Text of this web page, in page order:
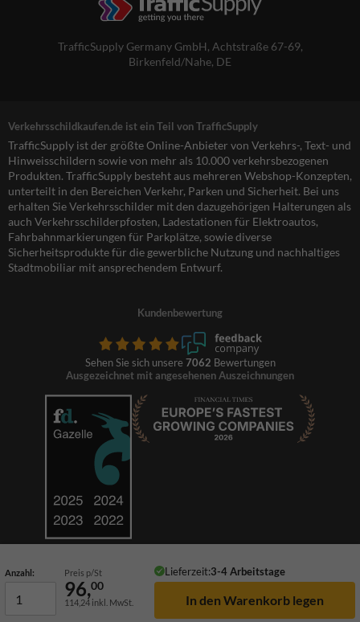
Anzahl: Preis p/St Lieferzeit:3-4 Arbeitstage
96,00
114,24 inkl. MwSt.
TrafficSupply Germany GmbH, Achtstraße 67-69,
Birkenfeld/Nahe, DE
Verkehrsschildkaufen.de ist ein Teil von TrafficSupply
TrafficSupply ist der größte Online-Anbieter von Verkehrs-, Text- und
Hinweisschildern sowie von mehr als 10.000 verkehrsbezogenen
Produkten. TrafficSupply besteht aus mehreren Webshop-Konzepten,
unterteilt in den Bereichen Verkehr, Parken und Sicherheit. Bei uns
erhalten Sie Verkehrsschilder mit den dazugehörigen Halterungen als
auch Verkehrsschilderpfosten, Ladestationen für Elektroautos,
Fahrbahnmarkierungen für Parkplätze, sowie diverse
Sicherheitsprodukte für die gewerbliche Nutzung und nachhaltiges
Stadtmobiliar mit ansprechendem Entwurf.
Kundenbewertung
Sehen Sie sich unsere 7062 Bewertungen
Ausgezeichnet mit angesehenen Auszeichnungen
© 2026 TrafficSupply. Alle Rechte vorbehalten.